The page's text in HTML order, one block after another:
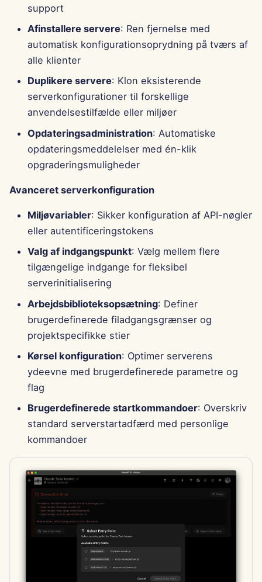
support
Afinstallere servere: Ren fjernelse med
automatisk konfigurationsoprydning på tværs af
alle klienter
Duplikere servere: Klon eksisterende
serverkonfigurationer til forskellige
anvendelsestilfælde eller miljøer
Opdateringsadministration: Automatiske
opdateringsmeddelelser med én-klik
opgraderingsmuligheder
Avanceret serverkonfiguration
Miljøvariabler: Sikker konfiguration af API-nøgler
eller autentificeringstokens
Valg af indgangspunkt: Vælg mellem flere
tilgængelige indgange for fleksibel
serverinitialisering
Arbejdsbiblioteksopsætning: Definer
brugerdefinerede filadgangsgrænser og
projektspecifikke stier
Kørsel konfiguration: Optimer serverens
ydeevne med brugerdefinerede parametre og
flag
Brugerdefinerede startkommandoer: Overskriv
standard serverstartadfærd med personlige
kommandoer